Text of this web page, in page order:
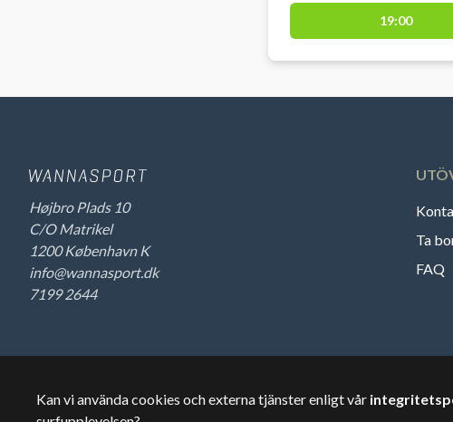
19:00
Højbro Plads 10
C/O Matrikel
1200 København K
info@wannasport.dk
7199 2644
Ta
FAQ
©2026Wannasport.dk Privata uppgifter
Kan vi använda cookies och externa tjänster enligt vår